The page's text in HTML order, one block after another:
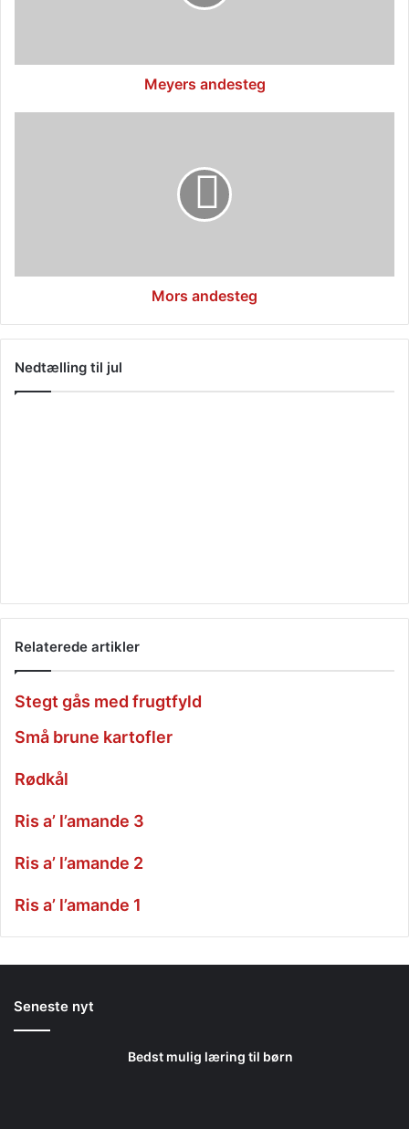
Meyers andesteg
Mors andesteg
Nedtælling til jul
Relaterede artikler
Stegt gås med frugtfyld
Små brune kartofler
Rødkål
Ris a’ l’amande 3
Ris a’ l’amande 2
Ris a’ l’amande 1
Seneste nyt
Bedst mulig læring til børn